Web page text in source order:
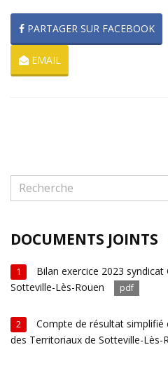
PARTAGER SUR FACEBOOK
EMAIL
DOCUMENTS JOINTS
1
Bilan exercice 2023
Sotteville-Lès-Rouen
pdf
2
Compte de résultat simplifié
des Territoriaux de Sotteville-Lès-